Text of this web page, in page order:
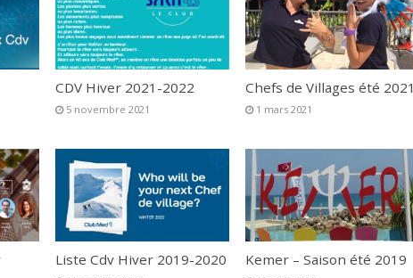
CDV Hiver 2021-2022
5 novembre 2021
Chefs de Villages été 2021
1 mars 2021
Liste Cdv Hiver 2019-2020 Kemer – Saison été 2019